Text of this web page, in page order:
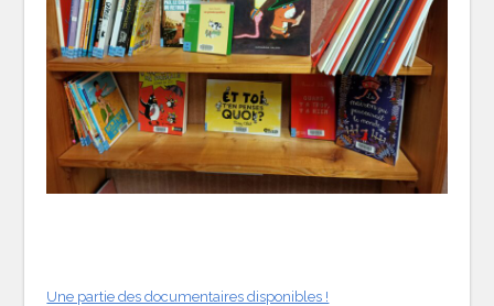
Une partie des documentaires disponibles !